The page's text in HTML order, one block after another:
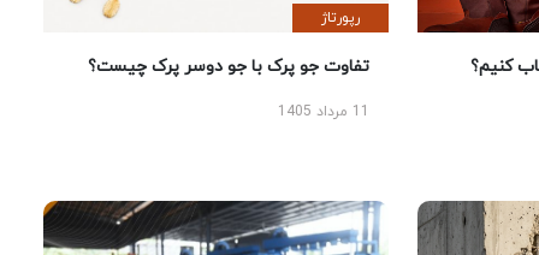
کنیم؟
رپورتاژ
تفاوت جو پرک با جو دوسر پرک چیست؟